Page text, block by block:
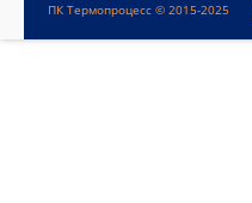
ПК Термопроцесс © 2015-2025